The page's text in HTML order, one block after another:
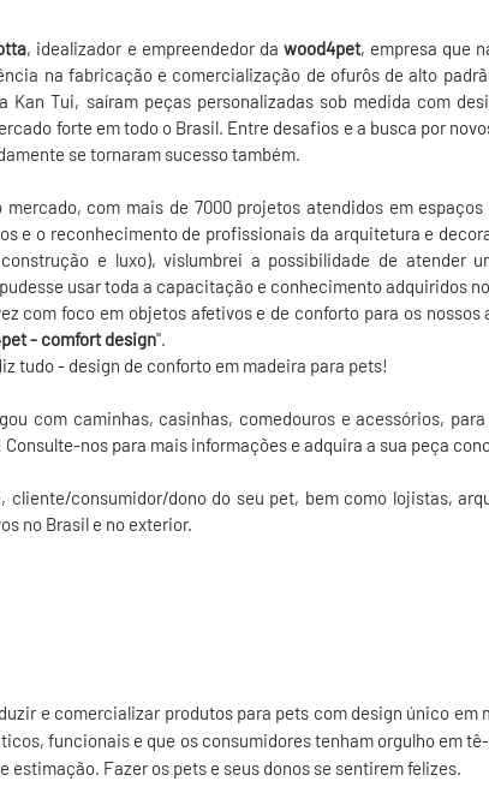
, idealizador e empreendedor da wood4pet, empresa que
na fabricação e comercialização de ofurôs de alto
Kan Tui, saíram peças personalizadas sob medida com
forte em todo o Brasil. Entre desafios e a busca por
se tornaram sucesso também.
mercado, com mais de 7000 projetos atendidos em
e o reconhecimento de profissionais da arquitetura e
e luxo), vislumbrei a possibilidade de atender
usar toda a capacitação e conhecimento adquiridos
com foco em objetos afetivos e de conforto para os
- comfort design".
tudo - design de conforto em madeira para pets!
com caminhas, casinhas, comedouros e acessórios,
nos para mais informações e adquira a sua peça
cliente/consumidor/dono do seu pet, bem como lojistas,
no Brasil e no exterior.
e comercializar produtos para pets com design único em
funcionais e que os consumidores tenham orgulho em
estimação. Fazer os pets e seus donos se sentirem felizes.